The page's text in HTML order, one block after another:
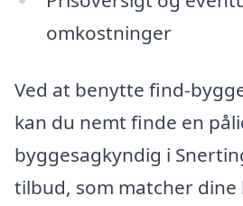
omkostninger
Ved at benytte find-
kan du nemt finde en
byggesagkyndig i
tilbud, som matcher dine